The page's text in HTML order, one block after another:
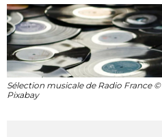
Sélection musicale de Radio France
Pixabay